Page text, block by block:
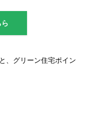
、グリーン住宅ポイン